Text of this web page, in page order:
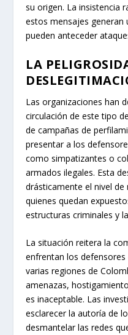
su origen. La insistencia
estos mensajes generan
pueden anteceder
LA
Las organizaciones han
circulación de este tipo
de campañas de
presentar a los
como simpatizantes o
armados ilegales. Esta
drásticamente el nivel de
quienes quedan
estructuras criminales y
La situación reitera la
enfrentan los
varias regiones de
amenazas,
es inaceptable. Las
esclarecer la autoría de
desmantelar las redes